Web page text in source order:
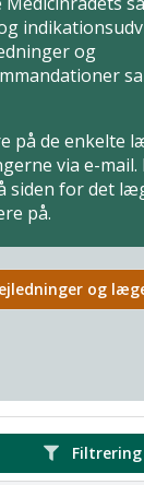
og
på de enkelte
via e-
siden for det
på.
og
Filtrering